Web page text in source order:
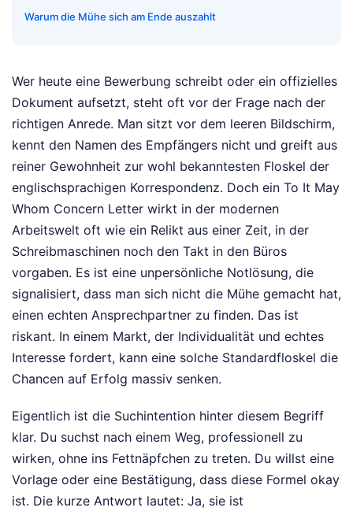
Warum die Mühe sich am Ende auszahlt
Wer heute eine Bewerbung schreibt oder ein offizielles
Dokument aufsetzt, steht oft vor der Frage nach der
richtigen Anrede. Man sitzt vor dem leeren Bildschirm,
kennt den Namen des Empfängers nicht und greift aus
reiner Gewohnheit zur wohl bekanntesten Floskel der
englischsprachigen Korrespondenz. Doch ein To It May
Whom Concern Letter wirkt in der modernen
Arbeitswelt oft wie ein Relikt aus einer Zeit, in der
Schreibmaschinen noch den Takt in den Büros
vorgaben. Es ist eine unpersönliche Notlösung, die
signalisiert, dass man sich nicht die Mühe gemacht hat,
einen echten Ansprechpartner zu finden. Das ist
riskant. In einem Markt, der Individualität und echtes
Interesse fordert, kann eine solche Standardfloskel die
Chancen auf Erfolg massiv senken.
Eigentlich ist die Suchintention hinter diesem Begriff
klar. Du suchst nach einem Weg, professionell zu
wirken, ohne ins Fettnäpfchen zu treten. Du willst eine
Vorlage oder eine Bestätigung, dass diese Formel okay
ist. Die kurze Antwort lautet: Ja, sie ist